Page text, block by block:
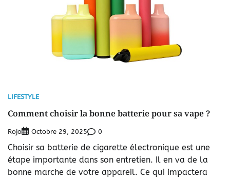
LIFESTYLE
Comment choisir la bonne batterie pour sa vape ?
Rojo Octobre 29, 2025 0
Choisir sa batterie de cigarette électronique est une
étape importante dans son entretien. Il en va de la
bonne marche de votre appareil. Ce qui impactera